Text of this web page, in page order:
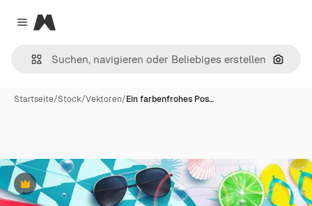
Close menu
Magnific
Nach
Startseite/Stock/Vektoren/Ein farbenfrohes Pos…
Premium